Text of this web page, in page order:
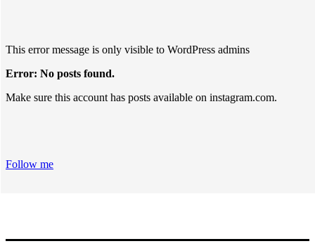
This error message is only visible to WordPress admins
Error: No posts found.
Make sure this account has posts available on instagram.com.
Follow me